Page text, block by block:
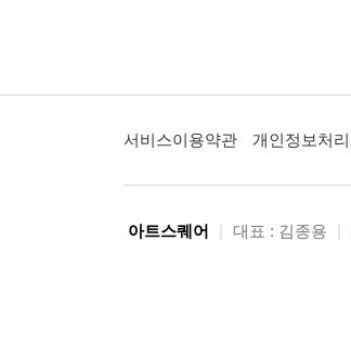
서비스이용약관 개인정보처
아트스퀘어 | 대표 : 김종용 |